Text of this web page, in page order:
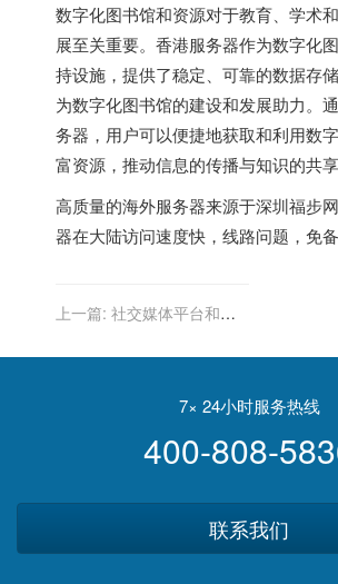
数字化图书馆和资源对于教育、学术
展至关重要。香港服务器作为数字化
持设施，提供了稳定、可靠的数据存
为数字化图书馆的建设和发展助力。
务器，用户可以便捷地获取和利用数
富资源，推动信息的传播与知识的共享
高质量的海外服务器来源于深圳福步
器在大陆访问速度快，线路问题，免备
上一篇: 社交媒体平台和在
7× 24小时服务热线
400-808-
联系我们